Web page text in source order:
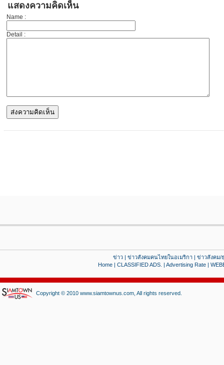
แสดงความคิดเห็น
Name :
Detail :
ข่าว| ข่าวสังคมคนไทยในอเมริกา| ข่าวสังคม/
Home| CLASSIFIED ADS. Advertising Rate|
Copyright © 2010 www.siamtownus.com, All rights reserved.